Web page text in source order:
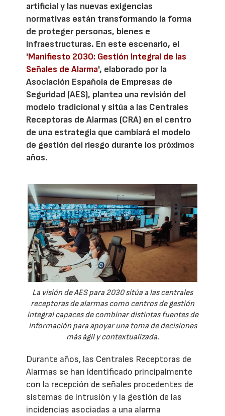
artificial y las nuevas exigencias
normativas están transformando la forma
de proteger personas, bienes e
infraestructuras. En este escenario, el
'Manifiesto 2030: Gestión Integral de las
Señales de Alarma', elaborado por la
Asociación Española de Empresas de
Seguridad (AES), plantea una revisión del
modelo tradicional y sitúa a las Centrales
Receptoras de Alarmas (CRA) en el centro
de una estrategia que cambiará el modelo
de gestión del riesgo durante los próximos
años.
La visión de AES para 2030 sitúa a las centrales
receptoras de alarmas como centros de gestión
integral capaces de combinar distintas fuentes de
información para apoyar una toma de decisiones
más ágil y contextualizada.
Durante años, las Centrales Receptoras de
Alarmas se han identificado principalmente
con la recepción de señales procedentes de
sistemas de intrusión y la gestión de las
incidencias asociadas a una alarma